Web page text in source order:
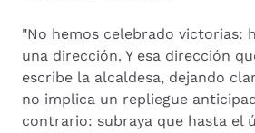
"No hemos celebrado victorias:
una dirección. Y esa dirección
escribe la alcaldesa, dejando
no implica un repliegue
contrario: subraya que hasta el